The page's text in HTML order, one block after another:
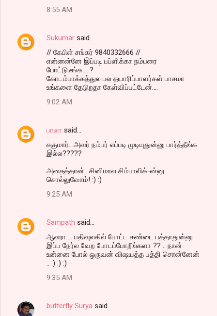
s
8:55 AM
Sukumar said…
// கேபிள் சங்கர் 9840332666 //
என்னன்னே இப்படி பப்ளிக்கா நம்பரை
போட்டுடீங்க.....?
கோடம்பாக்கத்துல பல தயாரிப்பாளர்கள் பாசமா
உங்களை தேடுறதா கேள்விப்பட்டேன்....
9:02 AM
பாலா said…
சுகுமார்.. அவர் நம்பர் எப்படி முடியுதுன்னு பார்த்தீங்க
இல்ல?????
அதைத்தான்.. சினிமால சிம்பாலிக்-ன்னு
சொல்லுவோம்! :) :)
9:25 AM
Sampath said…
ஆஹா ... பதிவுலகில் போட்ட சண்டை பத்தாதுன்னு
இப்ப நேர்ல வேற போடப்போறீங்களா ?? .. நான்
உன்னை போல் ஒருவன் விஷயத்த பத்தி சொன்னேன்
.. :) :) :)
9:35 AM
butterfly Surya said…